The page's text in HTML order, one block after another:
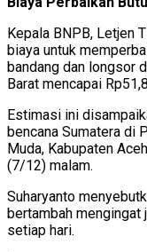
Kepala BNPB, Letjen
biaya untuk
bandang dan longsor
Barat mencapai
Estimasi ini
bencana Sumatera di
Muda, Kabupaten
(7/12) malam.
Suharyanto
bertambah
setiap hari.